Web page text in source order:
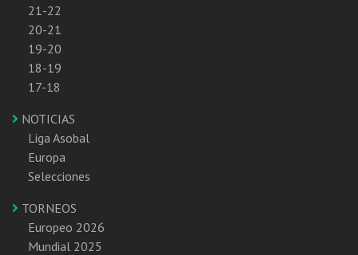
21-22
20-21
19-20
18-19
17-18
NOTICIAS
Liga Asobal
Europa
Selecciones
TORNEOS
Europeo 2026
Mundial 2025